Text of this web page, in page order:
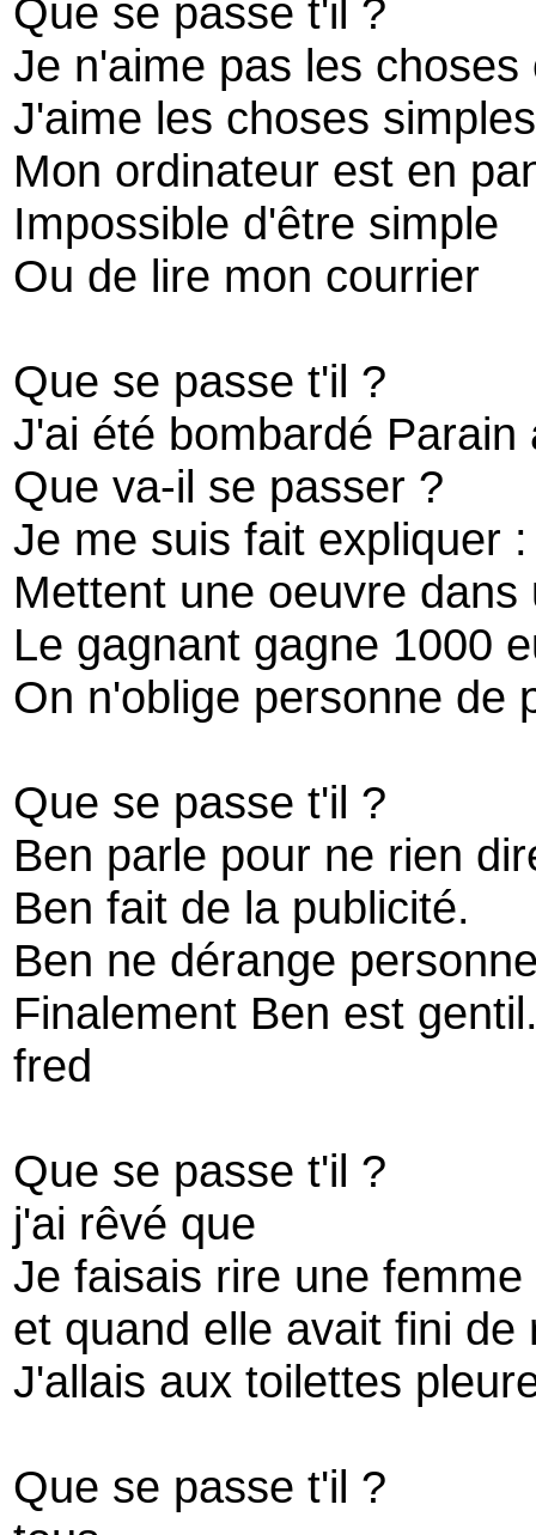
Que se passe t'il ?
Je n'aime pas les choses
J'aime les choses simples
Mon ordinateur est en
Impossible d'être simple
Ou de lire mon courrier
Que se passe t'il ?
J'ai été bombardé Parain
Que va-il se passer ?
Je me suis fait expliquer
Mettent une oeuvre dans
Le gagnant gagne 1000
On n'oblige personne de
Que se passe t'il ?
Ben parle pour ne rien
Ben fait de la publicité.
Ben ne dérange
Finalement Ben est
fred
Que se passe t'il ?
j'ai rêvé que
Je faisais rire une femme
et quand elle avait fini de
J'allais aux toilettes
Que se passe t'il ?